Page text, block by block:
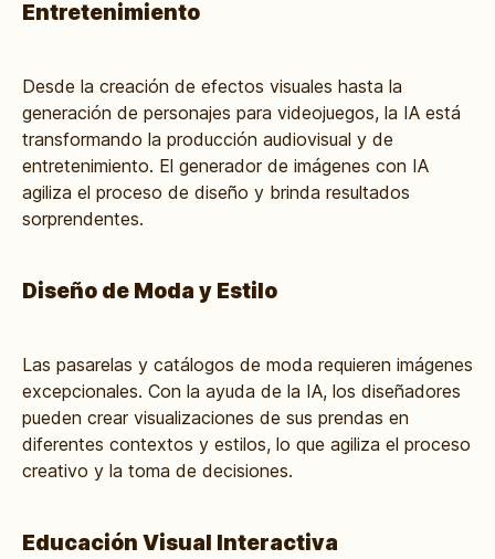
Entretenimiento
Desde la creación de efectos visuales hasta la
generación de personajes para videojuegos, la IA está
transformando la producción audiovisual y de
entretenimiento. El generador de imágenes con IA
agiliza el proceso de diseño y brinda resultados
sorprendentes.
Diseño de Moda y Estilo
Las pasarelas y catálogos de moda requieren imágenes
excepcionales. Con la ayuda de la IA, los diseñadores
pueden crear visualizaciones de sus prendas en
diferentes contextos y estilos, lo que agiliza el proceso
creativo y la toma de decisiones.
Educación Visual Interactiva